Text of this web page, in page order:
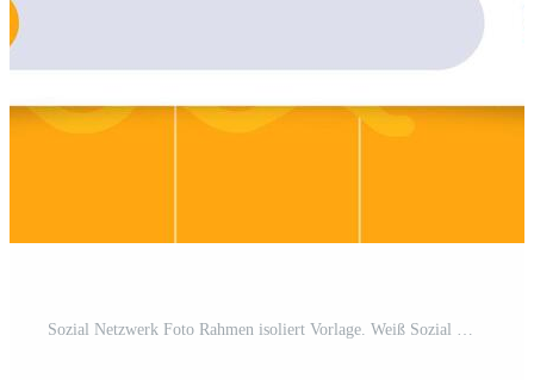
Sozial Netzwerk Foto Rahmen isoliert Vorlage. Weiß Sozial Medien Schnittstelle. Pro Vektor